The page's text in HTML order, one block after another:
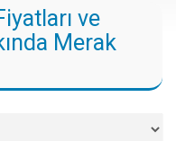
ve
Merak